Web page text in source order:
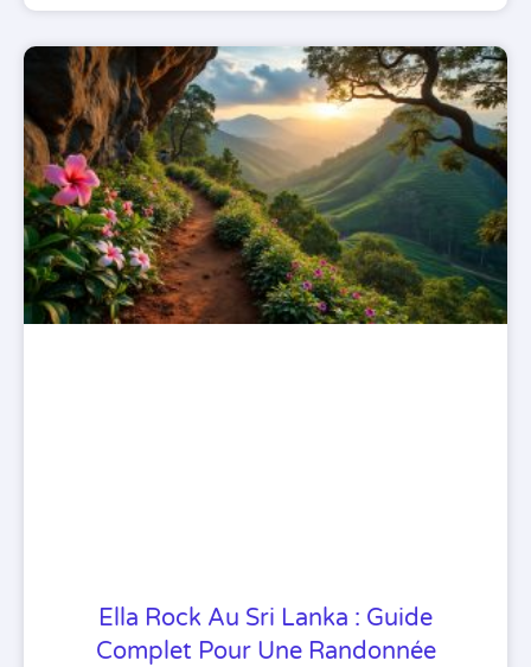
Ella Rock Au Sri Lanka : Guide
Complet Pour Une Randonnée